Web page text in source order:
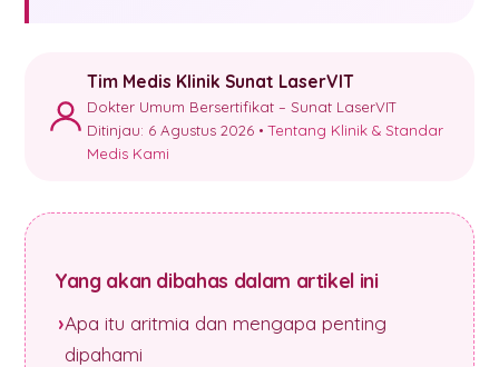
Tim Medis Klinik Sunat LaserVIT
Dokter Umum Bersertifikat – Sunat LaserVIT
Ditinjau: 6 Agustus 2026 •Tentang Klinik & Standar
Medis Kami
Yang akan dibahas dalam artikel ini
Apa itu aritmia dan mengapa penting
dipahami